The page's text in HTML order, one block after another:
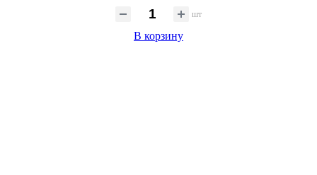
шт
В корзину